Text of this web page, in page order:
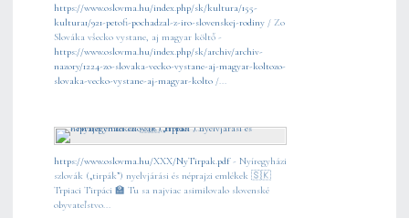
https://www.oslovma.hu/index.php/sk/kultura/155-
kultura1/921-petofi-pochadzal-z-iro-slovenskej-rodiny / Zo
Slováka všecko vystane, aj magyar költő -
https://www.oslovma.hu/index.php/sk/archiv/archiv-
nazory/1224-zo-slovaka-vecko-vystane-aj-magyar-koltozo-
slovaka-vecko-vystane-aj-magyar-kolto /...
https://www.oslovma.hu/XXX/NyTirpak.pdf- Nyíregyházi
szlovák („tirpák”) nyelvjárási és néprajzi emlékek 🇸🇰
Trpiaci Tirpáci 🏫 Tu sa najviac asimilovalo slovenské
obyvateľstvo...